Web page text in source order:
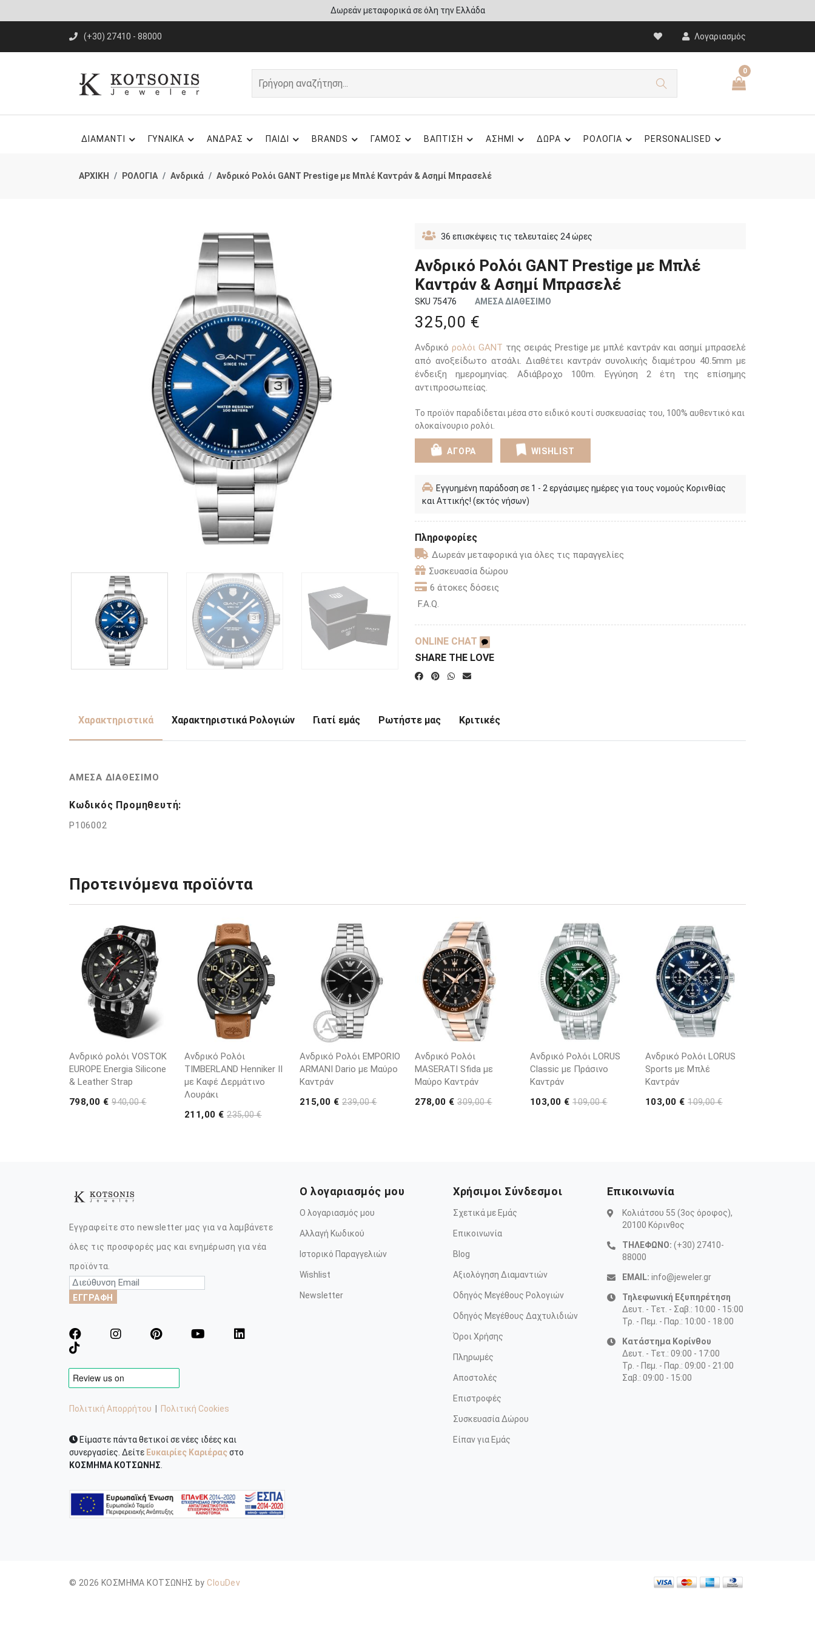
Άμεση παράδοση - Δικαίωμα επιστροφής
(+30) 27410 - 88000 Λογαριασμός
0
ΔΙΑΜΑΝΤΙ ΓΥΝΑΙΚΑ ΑΝΔΡΑΣ ΠΑΙΔΙ BRANDS ΓΑΜΟΣ ΒΑΠΤΙΣΗ ΑΣΗΜΙ ΔΩΡΑ ΡΟΛΟΓΙΑ PERSONALISED
ΑΡΧΙΚΗ ΡΟΛΟΓΙΑ Ανδρικά Ανδρικό Ρολόι GANT Prestige με Μπλέ Καντράν & Ασημί Μπρασελέ
36 επισκέψεις τις τελευταίες 24 ώρες
Ανδρικό Ρολόι GANT Prestige με Μπλέ
Καντράν & Ασημί Μπρασελέ
SKU 75476 ΑΜΕΣΑ ΔΙΑΘΕΣΙΜΟ
325,00 €
Ανδρικό ρολόι GANT της σειράς Prestige με μπλέ καντράν και ασημί μπρασελέ
από ανοξείδωτο ατσάλι. Διαθέτει καντράν συνολικής διαμέτρου 40.5mm με
ένδειξη ημερομηνίας. Αδιάβροχο 100m. Εγγύηση 2 έτη της επίσημης
αντιπροσωπείας.
Το προϊόν παραδίδεται μέσα στο ειδικό κουτί συσκευασίας του, 100% αυθεντικό και
ολοκαίνουριο ρολόι.
ΑΓΟΡΑ WISHLIST
Εγγυημένη παράδοση σε 1 - 2 εργάσιμες ημέρες για τους νομούς Κορινθίας
και Αττικής! (εκτός νήσων)
Πληροφορίες
Δωρεάν μεταφορικά για όλες τις παραγγελίες
Συσκευασία δώρου
6 άτοκες δόσεις
F.A.Q.
ONLINE CHAT
SHARE THE LOVE
Χαρακτηριστικά Χαρακτηριστικά Ρολογιών Γιατί εμάς Ρωτήστε μας Κριτικές
ΑΜΕΣΑ ΔΙΑΘΕΣΙΜΟ
Κωδικός Προμηθευτή:
P106002
Προτεινόμενα προϊόντα
Ανδρικό ρολόι VOSTOK
EUROPE Energia Silicone
& Leather Strap
798,00 €940,00 €
Ανδρικό Ρολόι
TIMBERLAND Henniker II
με Καφέ Δερμάτινο
Λουράκι
211,00 €235,00 €
Ανδρικό Ρολόι EMPORIO
ARΜΑΝΙ Dario με Μαύρο
Καντράν
215,00 €239,00 €
Ανδρικό Ρολόι
MASERATI Sfida με
Μαύρο Καντράν
278,00 €309,00 €
Ανδρικό Ρολόι LORUS
Classic με Πράσινο
Καντράν
103,00 €109,00 €
Ανδρικό Ρολόι LORUS
Sports με Μπλέ
Καντράν
103,00 €109,00 €
Εγγραφείτε στο newsletter μας για να λαμβάνετε
όλες τις προσφορές μας και ενημέρωση για νέα
προϊόντα.
ΕΓΓΡΑΦΗ
Πολιτική Απορρήτου Πολιτική Cookies
Είμαστε πάντα θετικοί σε νέες ιδέες και
συνεργασίες. Δείτε Ευκαιρίες Καριέραςστο
ΚΟΣΜΗΜΑ ΚΟΤΣΩΝΗΣ
Ο λογαριασμός μου
Ο λογαριασμός μου
Αλλαγή Κωδικού
Ιστορικό Παραγγελιών
Wishlist
Newsletter
Χρήσιμοι Σύνδεσμοι
Σχετικά με Εμάς
Επικοινωνία
Blog
Αξιολόγηση Διαμαντιών
Οδηγός Μεγέθους Ρολογιών
Οδηγός Μεγέθους Δαχτυλιδιών
Όροι Χρήσης
Πληρωμές
Αποστολές
Επιστροφές
Συσκευασία Δώρου
Είπαν για Εμάς
Επικοινωνία
Κολιάτσου 55 (3ος όροφος),
20100 Κόρινθος
ΤΗΛΕΦΩΝΟ: (+30) 27410-
88000
EMAIL: info@jeweler.gr
Τηλεφωνική Εξυπηρέτηση
Δευτ. - Τετ. - Σαβ.: 10:00 - 15:00
Τρ. - Πεμ. - Παρ.: 10:00 - 18:00
Κατάστημα Κορίνθου
Δευτ. - Τετ.: 09:00 - 17:00
Τρ. - Πεμ. - Παρ.: 09:00 - 21:00
Σαβ.: 09:00 - 15:00
© 2026 ΚΟΣΜΗΜΑ ΚΟΤΣΩΝΗΣ by ClouDev